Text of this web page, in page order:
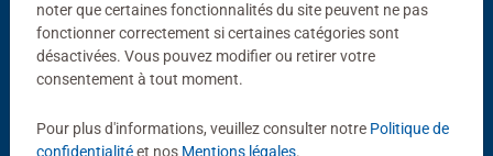
Choix populaires
D'autres personnes aiment aussi
noter que certaines fonctionnalités du site peuvent ne pas
fonctionner correctement si certaines catégories sont
désactivées. Vous pouvez modifier ou retirer votre
consentement à tout moment.
Pour plus d'informations, veuillez consulter notre Politique de
confidentialitéet nos Mentions légales.